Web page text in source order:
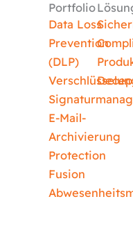
Portfolio
Data Loss
Prevention
(DLP)
E-Mail-
Archivierung
Protection
Fusion